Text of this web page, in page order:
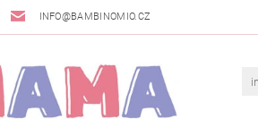
INFO@BAMBINOMIO.CZ